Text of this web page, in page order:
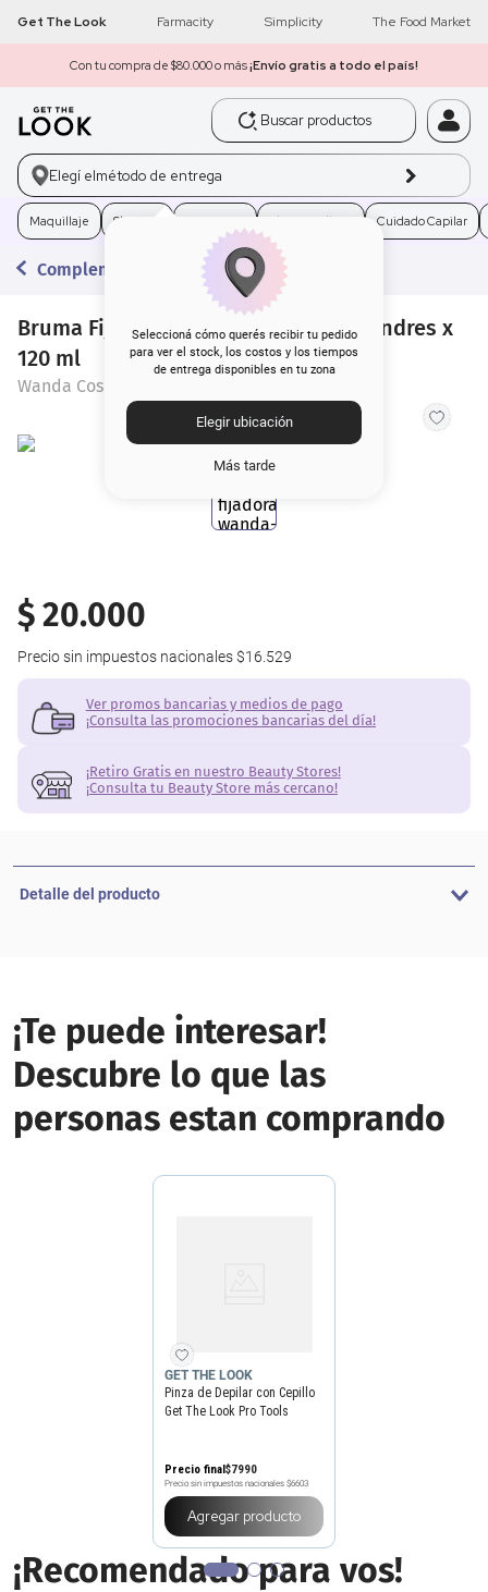
Get The Look Farmacity Simplicity The Food Market
Con tu compra de $80.000 o más¡Envío gratis a todo el país!
Buscar productos
Elegí elmétodo de entrega
Seleccioná cómo querés recibir tu pedido
para ver el stock, los costos y los tiempos
de entrega disponibles en tu zona
Elegir ubicación
Más tarde
Maquillaje Skincare Electro Belleza Cuidado Capilar
Complementos para el Rostro
Bruma Fijadora Wanda Cosmetics Londres x
120 ml
Wanda Cosmetics
$20.000
Precio sin impuestos nacionales $16.529
Ver promos bancarias y medios de pago
¡Consulta las promociones bancarias del día!
¡Retiro Gratis en nuestro Beauty Stores!
¡Consulta tu Beauty Store más cercano!
Detalle del producto
¡Te puede interesar!
Descubre lo que las
personas estan comprando
GET THE LOOK
Pinza de Depilar con Cepillo
Get The Look Pro Tools
Precio final$7990
Precio sin impuestos nacionales $6603
Agregar producto
¡Recomendado para vos!
get the look
máscara pestañas
3 loreal
brochas
5. corrector
6. rubor
7.
10